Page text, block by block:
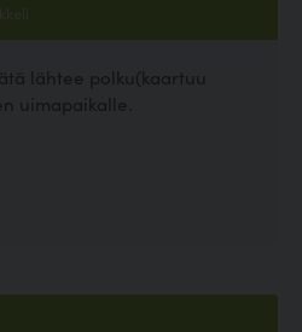
lähtee polku(kaartuu
uimapaikalle.